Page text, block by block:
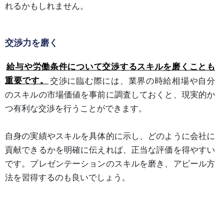
れるかもしれません。
交渉力を磨く
給与や労働条件について交渉するスキルを磨くことも
重要です。
交渉に臨む際には、業界の時給相場や自分
のスキルの市場価値を事前に調査しておくと、現実的か
つ有利な交渉を行うことができます。
自身の実績やスキルを具体的に示し、どのように会社に
貢献できるかを明確に伝えれば、正当な評価を得やすい
です。プレゼンテーションのスキルを磨き、アピール方
法を習得するのも良いでしょう。